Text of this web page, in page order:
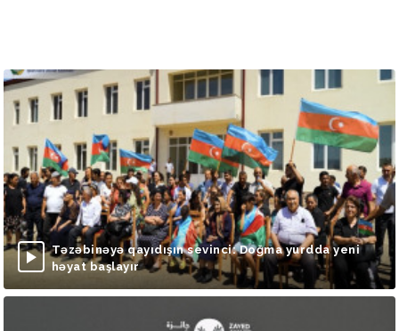
Təzəbinəyə qayıdışın sevinci: Doğma yurdda yeni
həyat başlayır